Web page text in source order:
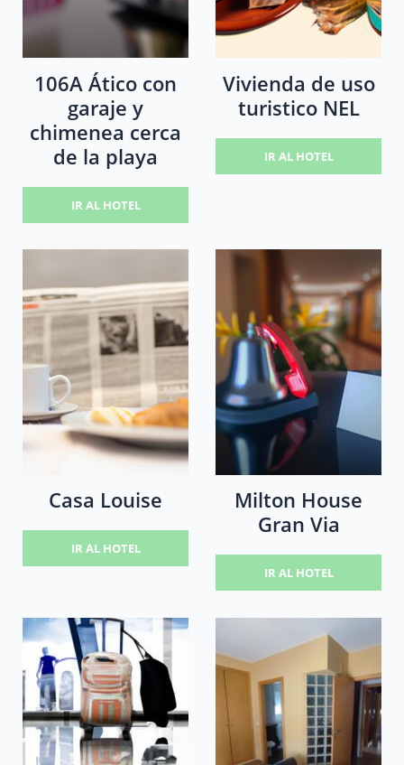
106A Ático con
garaje y
chimenea cerca
de la playa
IR AL HOTEL
Vivienda de uso
turistico NEL
IR AL HOTEL
Casa Louise
IR AL HOTEL
Milton House
Gran Via
IR AL HOTEL